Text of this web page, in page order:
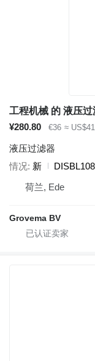
¥280.80 €36 ≈
液压过滤器
情况 新
荷兰, Ede
Grovema BV